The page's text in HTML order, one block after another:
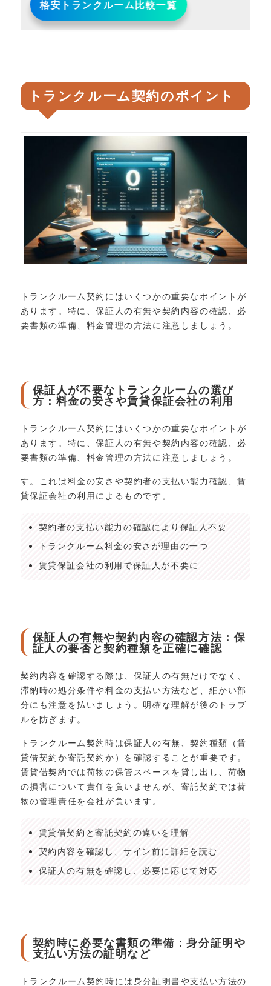
格安トランクルーム比較一覧
トランクルーム契約のポイント
トランクルーム契約にはいくつかの重要なポイントが
あります。特に、保証人の有無や契約内容の確認、必
要書類の準備、料金管理の方法に注意しましょう。
保証人が不要なトランクルームの選び
方：料金の安さや賃貸保証会社の利用
トランクルーム契約にはいくつかの重要なポイントが
あります。特に、保証人の有無や契約内容の確認、必
要書類の準備、料金管理の方法に注意しましょう。
す。これは料金の安さや契約者の支払い能力確認、賃
貸保証会社の利用によるものです。
契約者の支払い能力の確認により保証人不要
トランクルーム料金の安さが理由の一つ
賃貸保証会社の利用で保証人が不要に
保証人の有無や契約内容の確認方法：保
証人の要否と契約種類を正確に確認
契約内容を確認する際は、保証人の有無だけでなく、
滞納時の処分条件や料金の支払い方法など、細かい部
分にも注意を払いましょう。明確な理解が後のトラブ
ルを防ぎます。
トランクルーム契約時は保証人の有無、契約種類（賃
貸借契約か寄託契約か）を確認することが重要です。
賃貸借契約では荷物の保管スペースを貸し出し、荷物
の損害について責任を負いませんが、寄託契約では荷
物の管理責任を会社が負います。
賃貸借契約と寄託契約の違いを理解
契約内容を確認し、サイン前に詳細を読む
保証人の有無を確認し、必要に応じて対応
契約時に必要な書類の準備：身分証明や
支払い方法の証明など
トランクルーム契約時には身分証明書や支払い方法の